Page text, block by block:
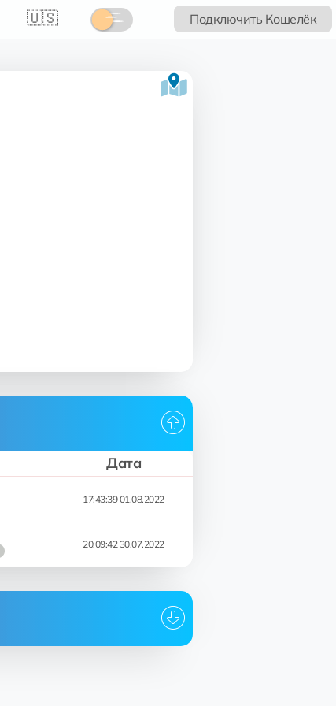
🇺🇸 Подключить Кошелёк
Дата
17:43:39 01.08.2022
20:09:42 30.07.2022